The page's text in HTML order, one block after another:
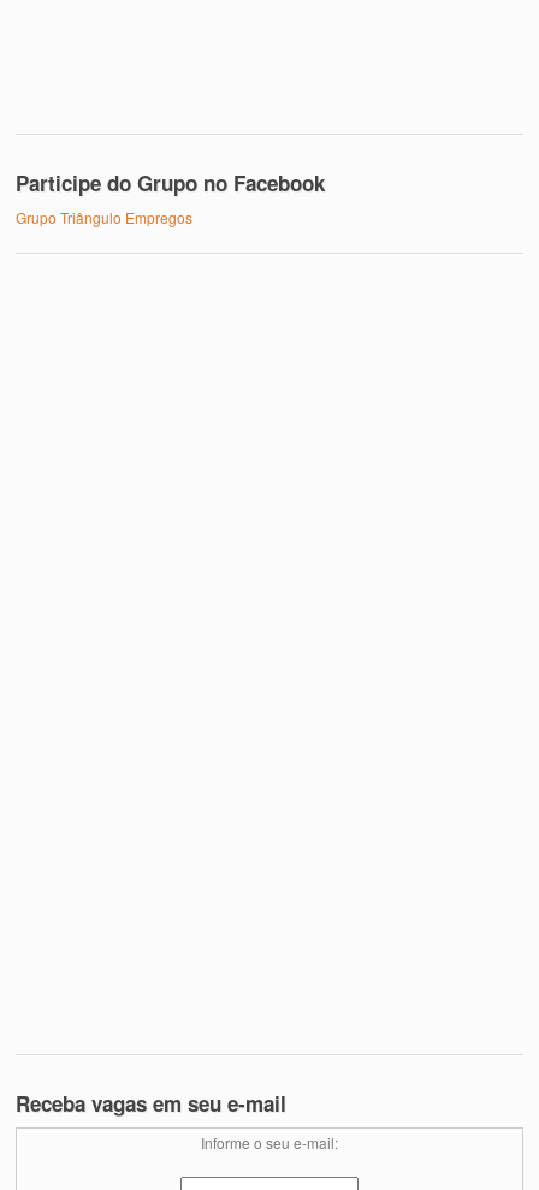
Participe do Grupo no Facebook
Grupo Triângulo Empregos
Receba vagas em seu e-mail
Informe o seu e-mail: